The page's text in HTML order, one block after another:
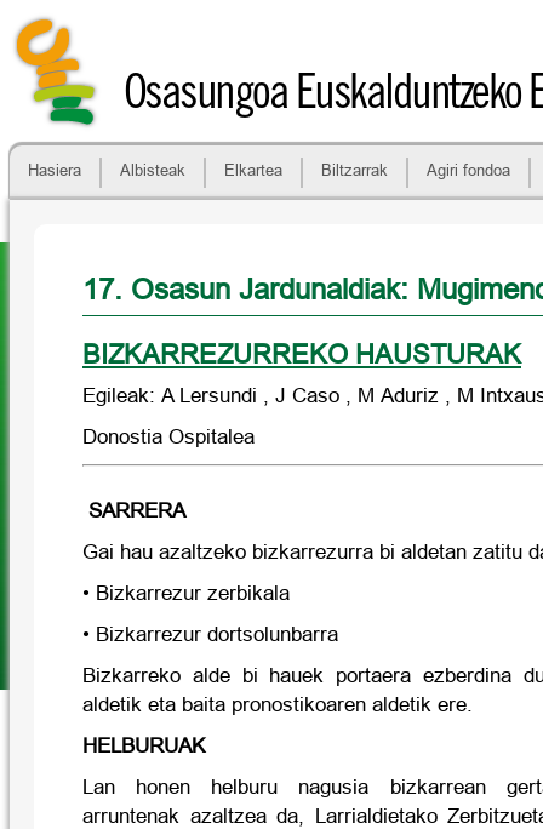
Osasungoa Euskalduntzeko
Hasiera Albisteak Elkartea Biltzarrak Agiri fondoa
17. Osasun Jardunaldiak:
BIZKARREZURREKO HAUSTURAK
Egileak: A Lersundi , J Caso , M Aduriz , M
Donostia Ospitalea
SARRERA
Gai hau azaltzeko bizkarrezurra bi aldetan zatitu
• Bizkarrezur zerbikala
• Bizkarrezur dortsolunbarra
Bizkarreko alde bi hauek portaera ezberdina
aldetik eta baita pronostikoaren aldetik ere.
HELBURUAK
Lan honen helburu nagusia bizkarrean
arruntenak azaltzea da, Larrialdietako